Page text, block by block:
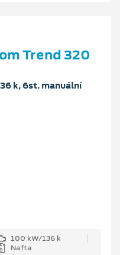
Trend 320
k, 6st. manuální
100 kW/136 k
Nafta